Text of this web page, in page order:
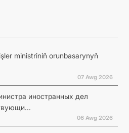
ministriniň orunbasarynyň
07 Awg 2026
иностранных дел
06 Awg 2026